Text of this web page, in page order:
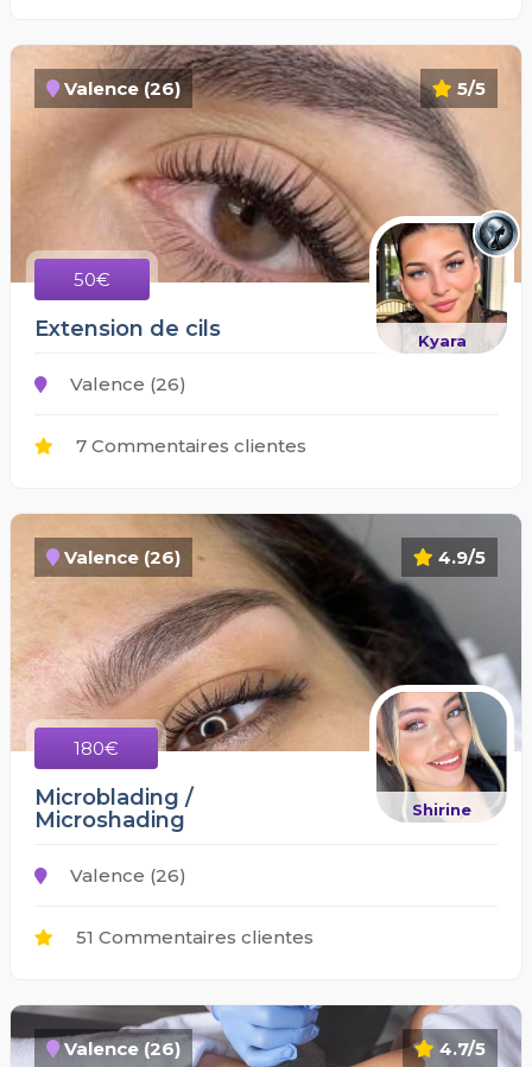
5/5
Valence (26)
50€
Kyara
Extension de cils
Valence (26)
7 Commentaires clientes
4.9/5
Valence (26)
180€
Shirine
Microblading /
Microshading
Valence (26)
51 Commentaires clientes
4.7/5
Valence (26)